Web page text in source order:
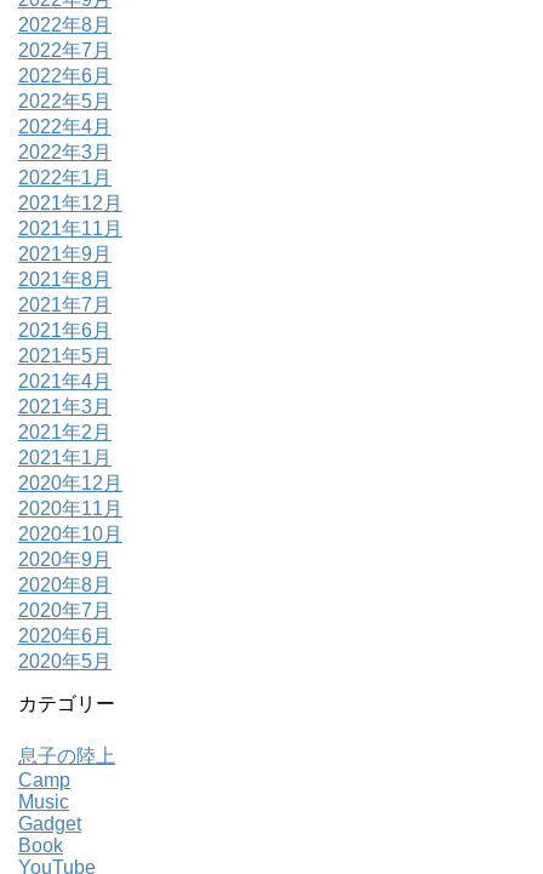
2022年8月
2022年7月
2022年6月
2022年5月
2022年4月
2022年3月
2022年1月
2021年12月
2021年11月
2021年9月
2021年8月
2021年7月
2021年6月
2021年5月
2021年4月
2021年3月
2021年2月
2021年1月
2020年12月
2020年11月
2020年10月
2020年9月
2020年8月
2020年7月
2020年6月
2020年5月
カテゴリー
息子の陸上
Camp
Music
Gadget
Book
YouTube